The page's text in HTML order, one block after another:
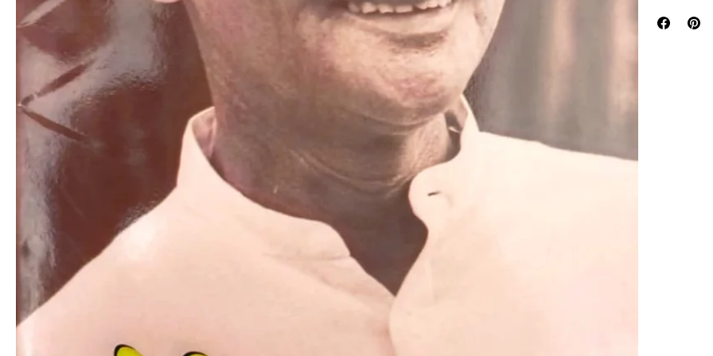
sacrifices,